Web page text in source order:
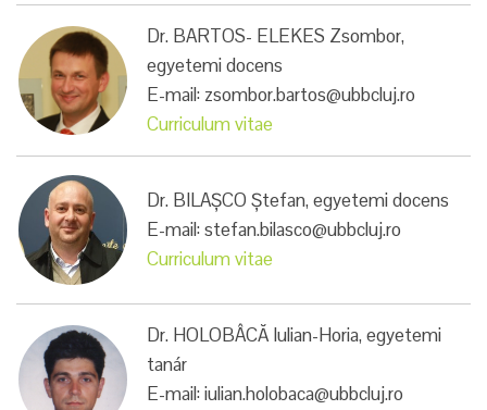
Dr. BARTOS- ELEKES Zsombor,
egyetemi docens
E-mail: zsombor.bartos@ubbcluj.ro
Curriculum vitae
Dr. BILAȘCO Ștefan, egyetemi docens
E-mail: stefan.bilasco@ubbcluj.ro
Curriculum vitae
Dr. HOLOBÂCĂ Iulian-Horia, egyetemi
tanár
E-mail: iulian.holobaca@ubbcluj.ro